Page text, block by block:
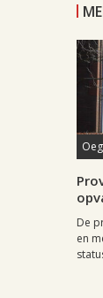
De
en